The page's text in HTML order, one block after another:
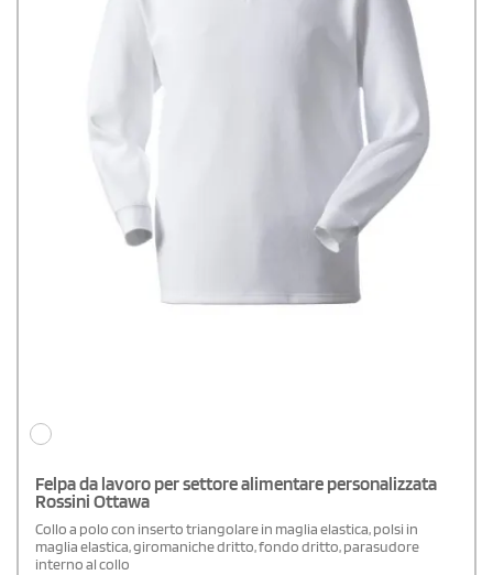
Felpa da lavoro per settore alimentare personalizzata
Rossini Ottawa
Collo a polo con inserto triangolare in maglia elastica, polsi in
maglia elastica, giromaniche dritto, fondo dritto, parasudore
interno al collo